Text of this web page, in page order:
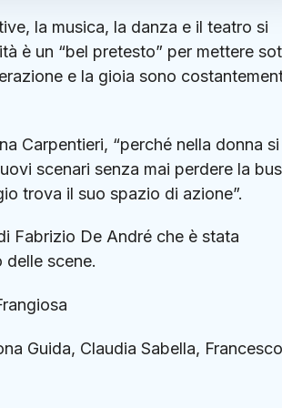
la musica, la danza e il teatro si
è un “bel pretesto” per mettere
e la gioia sono
Carpentieri, “perché nella donna si
scenari senza mai perdere la
trova il suo spazio di azione”.
Fabrizio De André che è stata
scene.
Guida, Claudia Sabella, Francesco